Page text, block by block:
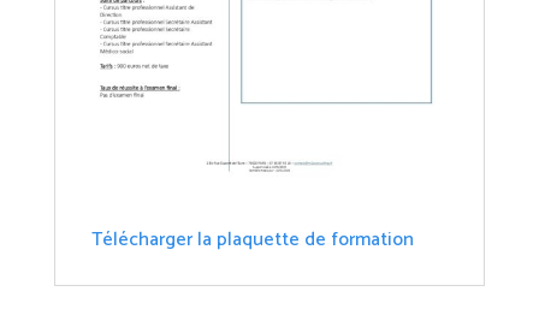
Télécharger la plaquette de formation